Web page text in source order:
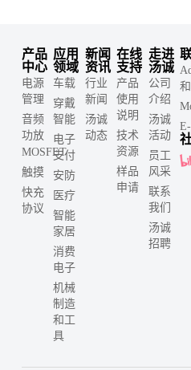
产品
中心
电源
管理
音频
功放
MOSFET
触摸
快充
协议
应用
领域
车载
穿戴
智能
电子
支付
安防
医疗
智能
家居
消费
电子
机械
制造
和工
具
新闻
资讯
行业
新闻
汤诚
动态
在线
支持
产品
使用
说明
技术
资源
样品
申请
走进
汤诚
公司
介绍
汤诚
活动
员工
风采
联系
我们
汤诚
招聘